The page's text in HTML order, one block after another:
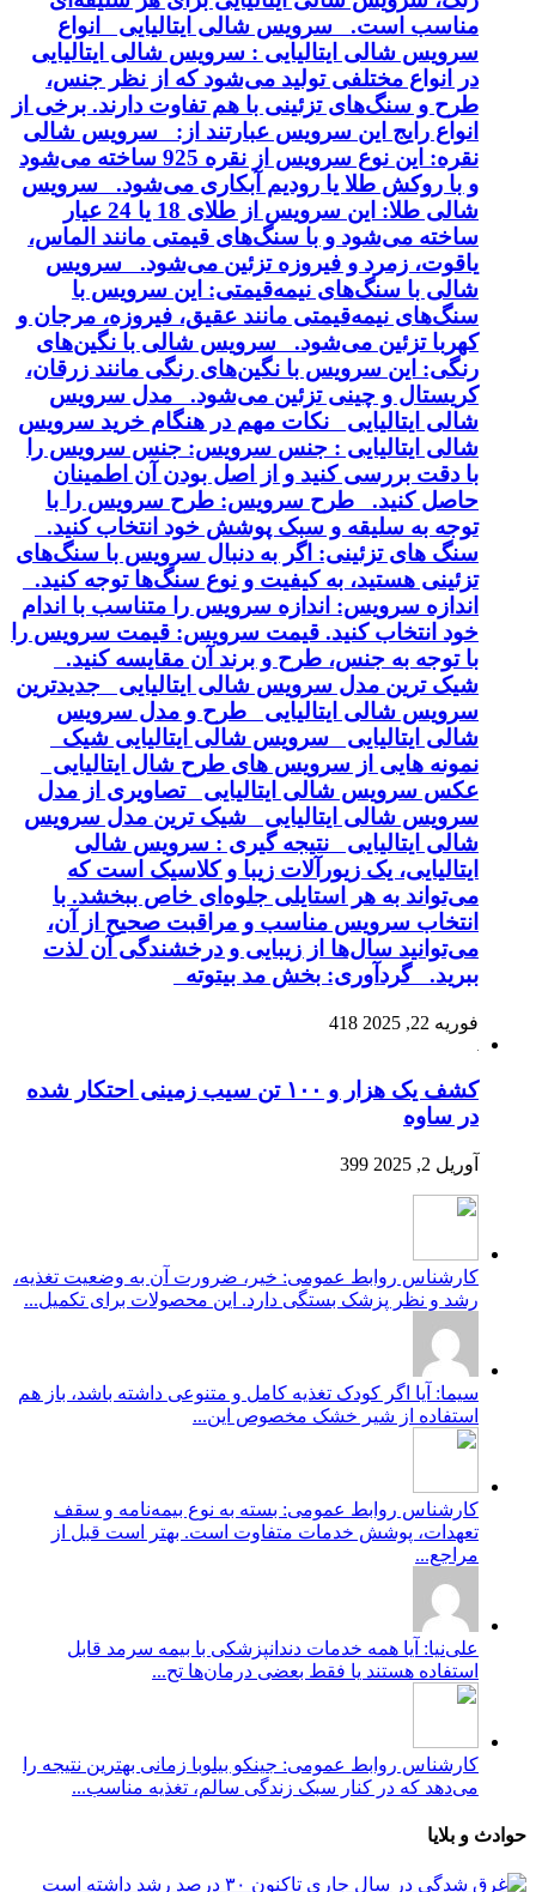
مناسب است. سرویس شالی ایتالیایی انواع
سرویس شالی ایتالیایی : سرویس شالی ایتالیایی
در انواع مختلفی تولید می‌شود که از نظر جنس،
طرح و سنگ‌های تزئینی با هم تفاوت دارند. برخی از
انواع رایج این سرویس عبارتند از: سرویس شالی
نقره: این نوع سرویس از نقره 925 ساخته می‌شود
و با روکش طلا یا رودیم آبکاری می‌شود. سرویس
شالی طلا: این سرویس از طلای 18 یا 24 عیار
ساخته می‌شود و با سنگ‌های قیمتی مانند الماس،
یاقوت، زمرد و فیروزه تزئین می‌شود. سرویس
شالی با سنگ‌های نیمه‌قیمتی: این سرویس با
سنگ‌های نیمه‌قیمتی مانند عقیق، فیروزه، مرجان و
کهربا تزئین می‌شود. سرویس شالی با نگین‌های
رنگی: این سرویس با نگین‌های رنگی مانند زرقان،
کریستال و چینی تزئین می‌شود. مدل سرویس
شالی ایتالیایی نکات مهم در هنگام خرید سرویس
شالی ایتالیایی : جنس سرویس: جنس سرویس را
با دقت بررسی کنید و از اصل بودن آن اطمینان
حاصل کنید. طرح سرویس: طرح سرویس را با
توجه به سلیقه و سبک پوشش خود انتخاب کنید.
سنگ های تزئینی: اگر به دنبال سرویس با سنگ‌های
تزئینی هستید، به کیفیت و نوع سنگ‌ها توجه کنید.
اندازه سرویس: اندازه سرویس را متناسب با اندام
خود انتخاب کنید. قیمت سرویس: قیمت سرویس را
با توجه به جنس، طرح و برند آن مقایسه کنید.
شیک ترین مدل سرویس شالی ایتالیایی جدیدترین
سرویس شالی ایتالیایی طرح و مدل سرویس
شالی ایتالیایی سرویس شالی ایتالیایی شیک
نمونه هایی از سرویس های طرح شال ایتالیایی
عکس سرویس شالی ایتالیایی تصاویری از مدل
سرویس شالی ایتالیایی شیک ترین مدل سرویس
شالی ایتالیایی نتیجه گیری : سرویس شالی
ایتالیایی، یک زیورآلات زیبا و کلاسیک است که
می‌تواند به هر استایلی جلوه‌ای خاص ببخشد. با
انتخاب سرویس مناسب و مراقبت صحیح از آن،
می‌توانید سال‌ها از زیبایی و درخشندگی آن لذت
ببرید. گردآوری: بخش مد بیتوته
فوریه 22, 2025 418
کشف یک هزار و ۱۰۰ تن سیب زمینی احتکار شده
در ساوه
آوریل 2, 2025 399
کارشناس روابط عمومی: خیر، ضرورت آن به وضعیت تغذیه،
رشد و نظر پزشک بستگی دارد. این محصولات برای تکمیل...
سیما: آیا اگر کودک تغذیه کامل و متنوعی داشته باشد، باز هم
استفاده از شیر خشک مخصوص این...
کارشناس روابط عمومی: بسته به نوع بیمه‌نامه و سقف
تعهدات، پوشش خدمات متفاوت است. بهتر است قبل از
مراجع...
علی‌نیا: آیا همه خدمات دندانپزشکی با بیمه سرمد قابل
استفاده هستند یا فقط بعضی درمان‌ها تح...
کارشناس روابط عمومی: جینکو بیلوبا زمانی بهترین نتیجه را
می‌دهد که در کنار سبک زندگی سالم، تغذیه مناسب...
حوادث و بلایا